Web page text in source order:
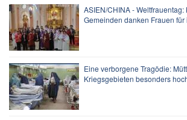
ASIEN/CHINA - Weltfrauentag:
Gemeinden danken Frauen für
Eine verborgene Tragödie:
Kriegsgebieten besonders